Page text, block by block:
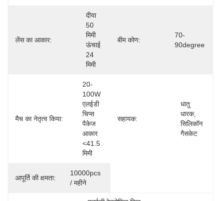
लेंस का आकार:
दीया
50
मिमी
ऊंचाई
24
मिमी
बीम कोण:
70-
90degree
मैच का नेतृत्व किया:
20-
100W
एलईडी
चिप्स
पैकेज
आकार
<41.5
मिमी
सहायक:
धातु
धारक,
सिलिकॉन
गैसकेट
आपूर्ति की क्षमता:
10000pcs
/ महीने